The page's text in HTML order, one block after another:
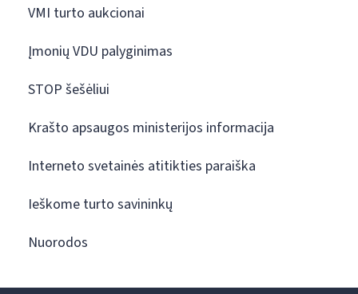
VMI turto aukcionai
Įmonių VDU palyginimas
STOP šešėliui
Krašto apsaugos ministerijos informacija
Interneto svetainės atitikties paraiška
Ieškome turto savininkų
Nuorodos